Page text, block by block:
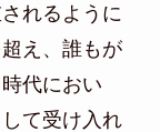
れるように
え、誰もが
代におい
て受け入れ